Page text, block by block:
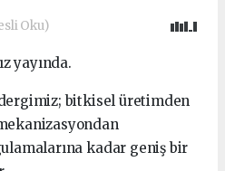
Oku)
yayında.
bitkisel üretimden
kadar geniş bir